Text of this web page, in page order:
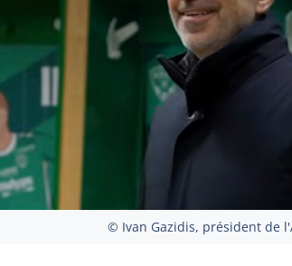
© Ivan Gazidis, président de